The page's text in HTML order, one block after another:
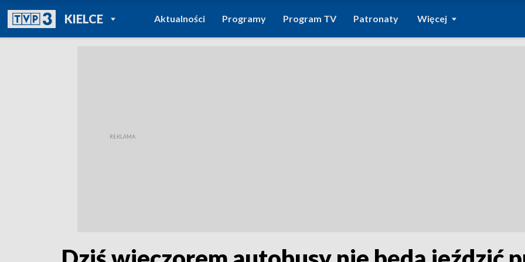
KIELCEPOWRÓT DO
TVP REGIONY
Aktualności Programy Program TV Patronaty Więcej